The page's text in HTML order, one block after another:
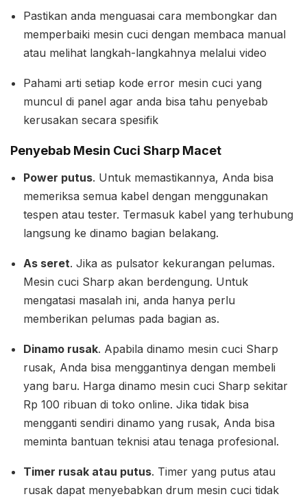
Pastikan anda menguasai cara membongkar dan
memperbaiki mesin cuci dengan membaca manual
atau melihat langkah-langkahnya melalui video
Pahami arti setiap kode error mesin cuci yang
muncul di panel agar anda bisa tahu penyebab
kerusakan secara spesifik
Penyebab Mesin Cuci Sharp Macet
Power putus. Untuk memastikannya, Anda bisa
memeriksa semua kabel dengan menggunakan
tespen atau tester. Termasuk kabel yang terhubung
langsung ke dinamo bagian belakang.
As seret. Jika as pulsator kekurangan pelumas.
Mesin cuci Sharp akan berdengung. Untuk
mengatasi masalah ini, anda hanya perlu
memberikan pelumas pada bagian as.
Dinamo rusak. Apabila dinamo mesin cuci Sharp
rusak, Anda bisa menggantinya dengan membeli
yang baru. Harga dinamo mesin cuci Sharp sekitar
Rp 100 ribuan di toko online. Jika tidak bisa
mengganti sendiri dinamo yang rusak, Anda bisa
meminta bantuan teknisi atau tenaga profesional.
Timer rusak atau putus. Timer yang putus atau
rusak dapat menyebabkan drum mesin cuci tidak